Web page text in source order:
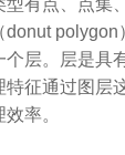
donut
个层。层是具
特征通过图层
率。